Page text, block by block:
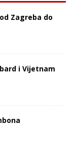
Zagreba do
i Vijetnam